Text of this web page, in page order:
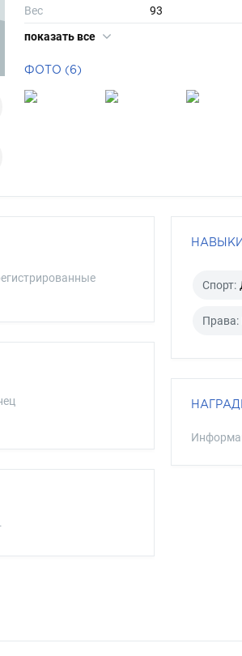
Вес
93
Размер одежды
показать все
ФОТО (6)
НАВЫКИ
Спорт:
Права: